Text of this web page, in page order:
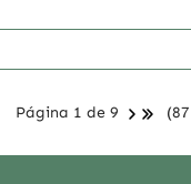
Página 1 de 9